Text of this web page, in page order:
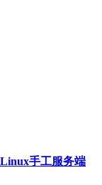
手工服务端